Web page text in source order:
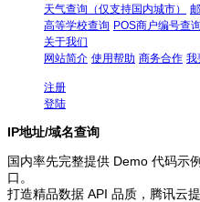
天气查询（仅支持国内城市）
高等学校查询 POS商户编号查询
关于我们
网站简介 使用帮助 商务合作 我
注册
登陆
IP地址/域名查询
国内率先完整提供 Demo 代码示
口。
打造精品数据 API 品质，腾讯云